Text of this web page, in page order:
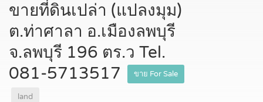
ขายที่ดินเปล่า (แปลงมุม)
ต.ท่าศาลา อ.เมืองลพบุรี
จ.ลพบุรี 196 ตร.ว Tel.
081-5713517
ขาย For Sale
land